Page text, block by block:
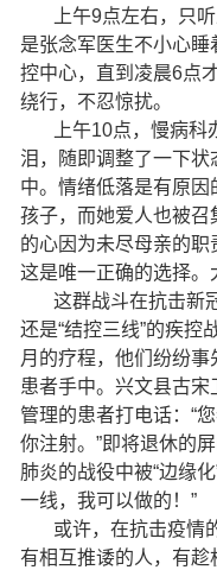
上午9点左右，只
是张念军医生不小心
控中心，直到凌晨6点
绕行，不忍惊扰。
上午10点，慢病
泪，随即调整了一下状
中。情绪低落是有原
孩子，而她爱人也被
的心因为未尽母亲的职
这是唯一正确的选择。
这群战斗在抗击新
还是“结控三线”的疾控
月的疗程，他们纷纷事
患者手中。兴文县古
管理的患者打电话：“
你注射。”即将退休的
肺炎的战役中被“边缘
一线，我可以做的！”
或许，在抗击疫情
有相互推诿的人，有趁